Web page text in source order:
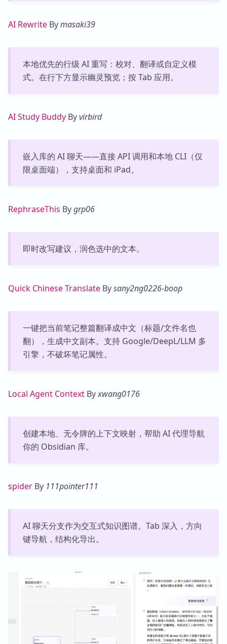
AI Rewrite Bymasaki39
本地优先的行级 AI 重写：校对、翻译或自定义模
式。在行下方显示幽灵预览；按 Tab 应用。
AI Study Buddy Byvirbird
嵌入库的 AI 聊天——直接 API 调用和本地 CLI（仅
限桌面端），支持桌面和 iPad。
RephraseThis Bygrp06
即时改写建议，润色选中的文本。
Quick Chinese Translate Bysany2ng0226-boop
一键把当前笔记整篇翻译成中文（标题/文件名也
翻），生成中文副本。支持 Google/DeepL/LLM 多
引擎，不破坏笔记属性。
Local Agent Context Byxwang0176
创建本地、无令牌的上下文映射，帮助 AI 代理导航
你的 Obsidian 库。
spider By 111pointer111
AI 聊天分支作为交互式知识图谱。Tab 深入，方向
键导航，结构化导出。